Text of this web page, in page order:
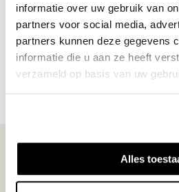
informatie over uw gebruik van
partners voor social media,
partners kunnen deze gegevens
informatie die u aan ze heeft
verzameld op basis van uw
Alles
Wat deze titel uniek maakt:
gebruiken naast elke CAD-
zelfstandig werken Geschikt
boek is geschreven om te
WIJ STAAN